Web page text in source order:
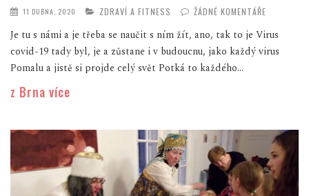
11 DUBNA, 2020 ZDRAVÍ A FITNESS ŽÁDNÉ KOMENTÁŘE
Je tu s námi a je třeba se naučit s ním žít, ano, tak to je Virus
covid-19 tady byl, je a zůstane i v budoucnu, jako každý virus
Pomalu a jistě si projde celý svět Potká to každého...
z Brna více